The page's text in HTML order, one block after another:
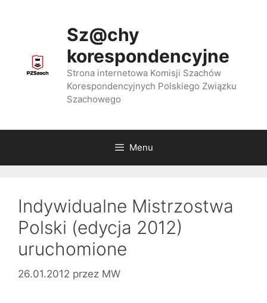
Sz@chy
korespondencyjne
Strona internetowa Komisji Szachów
Korespondencyjnych Polskiego Związku
Szachowego
Menu
Indywidualne Mistrzostwa
Polski (edycja 2012)
uruchomione
26.01.2012 przez MW